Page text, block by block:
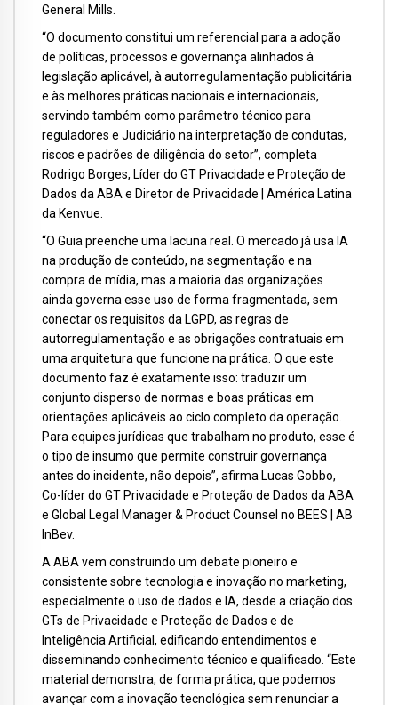
General Mills.
“O documento constitui um referencial para a adoção
de políticas, processos e governança alinhados à
legislação aplicável, à autorregulamentação publicitária
e às melhores práticas nacionais e internacionais,
servindo também como parâmetro técnico para
reguladores e Judiciário na interpretação de condutas,
riscos e padrões de diligência do setor”, completa
Rodrigo Borges, Líder do GT Privacidade e Proteção de
Dados da ABA e Diretor de Privaci­dade | América Latina
da Kenvue.
“O Guia preenche uma lacuna real. O mercado já usa IA
na produção de conteúdo, na segmentação e na
compra de mídia, mas a maioria das organizações
ainda governa esse uso de forma fragmentada, sem
conectar os requisitos da LGPD, as regras de
autorregulamentação e as obrigações contratuais em
uma arquitetura que funcione na prática. O que este
documento faz é exatamente isso: traduzir um
conjunto disperso de normas e boas práticas em
orientações aplicáveis ao ciclo completo da operação.
Para equipes jurídicas que trabalham no produto, esse é
o tipo de insumo que permite construir governança
antes do incidente, não depois”, afirma Lucas Gobbo,
Co-líder do GT Privacidade e Proteção de Dados da ABA
e Global Legal Manager & Product Counsel no BEES | AB
InBev.
A ABA vem construindo um debate pioneiro e
consistente sobre tecnologia e inovação no marketing,
especialmente o uso de dados e IA, desde a criação dos
GTs de Privacidade e Proteção de Dados e de
Inteligência Artificial, edificando entendimentos e
dissemi­nando conhecimento técnico e qualificado. “Este
material demonstra, de forma prática, que podemos
avançar com a inovação tecnológica sem renunciar a